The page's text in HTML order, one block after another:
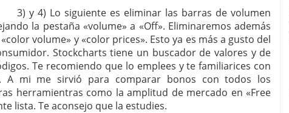
y 4) Lo siguiente es eliminar las barras de volumen
la pestaña «volume» a «Off». Eliminaremos además
volume» y «color prices». Esto ya es más a gusto del
Stockcharts tiene un buscador de valores y de
Te recomiendo que lo emplees y te familiarices con
A mi me sirvió para comparar bonos con todos los
herramientras como la amplitud de mercado en «Free
lista. Te aconsejo que la estudies.